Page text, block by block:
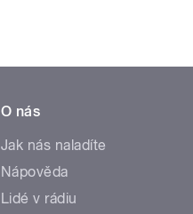
O nás
Jak nás naladíte
Nápověda
Lidé v rádiu